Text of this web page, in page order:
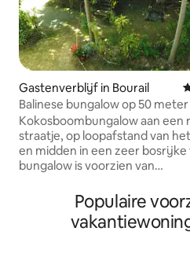
Gastenverblijf in Bourail
Balinese bungalow op 50
strand
Kokosboombungalow aan een
straatje, op loopafstand van
en midden in een zeer bosrijke
bungalow is voorzien van
magnetron, waterkoker.
en beddengoed zijn aanwezig.
een kitchenette met een
Populaire